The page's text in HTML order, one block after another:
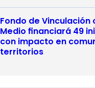
Fondo de Vinculación
Medio financiará 49
con impacto en
territorios